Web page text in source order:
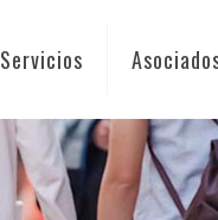
Servicios